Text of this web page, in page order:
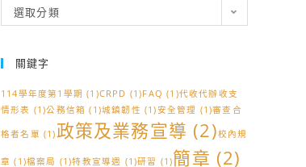
類
選取分類
關鍵字
114學年度第1學期 (1)CRPD (1)FAQ (1)代收代辦收支
情形表 (1)公務信箱 (1)城鎮韌性 (1)安全管理 (1)審查合
格者名單 (1)政策及業務宣導 (2)校內規
章 (1)檔案局 (1)特教宣導週 (1)研習 (1)簡章 (2)